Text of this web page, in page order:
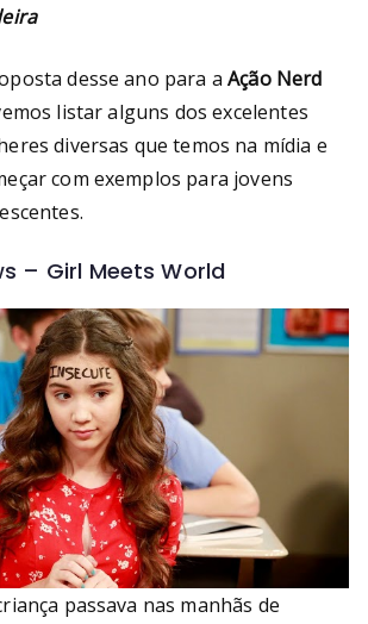
desse ano para aAção Nerd
listar alguns dos excelentes
diversas que temos na mídia e
com exemplos para jovens
– Girl Meets World
passava nas manhãs de